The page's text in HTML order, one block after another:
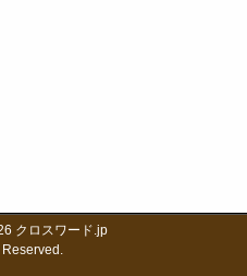
クロスワード.jp